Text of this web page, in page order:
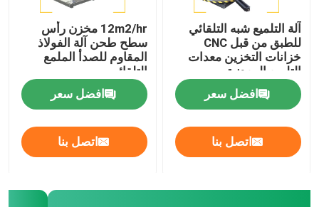
آلة التلميع شبه التلقائي
للطبق من قبل CNC
خزانات التخزين معدات
التلميع المعدنية
افضل سعر
اتصل بنا
12m2/hr مخزن رأس
سطح طحن آلة الفولاذ
المقاوم للصدأ الملمع
التلقائي
افضل سعر
اتصل بنا